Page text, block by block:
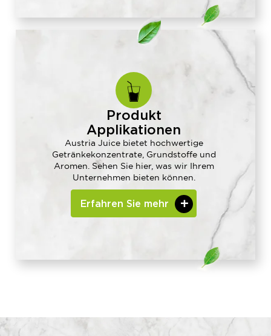
Produkt
Applikationen
Austria Juice bietet hochwertige
Getränkekonzentrate, Grundstoffe und
Aromen. Sehen Sie hier, was wir Ihrem
Unternehmen bieten können.
Erfahren Sie mehr